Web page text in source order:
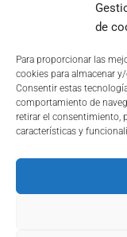
de
Para proporcionar las
cookies para almacenar
Consentir estas
comportamiento de
retirar el consentimiento,
características y
DE
DESDE
HASTA
83,20€
POLÍTICA